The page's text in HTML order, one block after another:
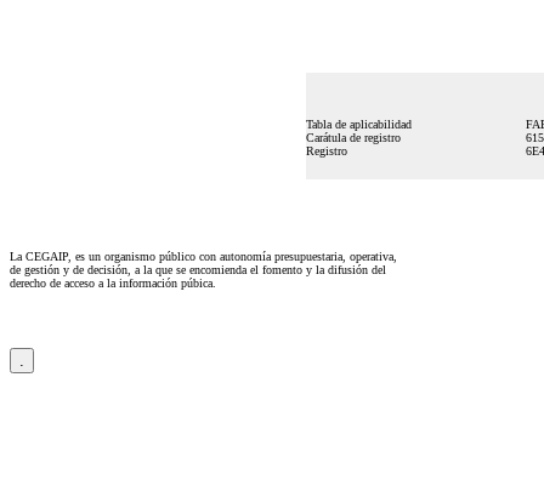
Tabla de aplicabilidad
Carátula de registro
Registro
La CEGAIP, es un organismo público con autonomía presupuestaria, operativa,
de gestión y de decisión, a la que se encomienda el fomento y la difusión del
derecho de acceso a la información púbica.